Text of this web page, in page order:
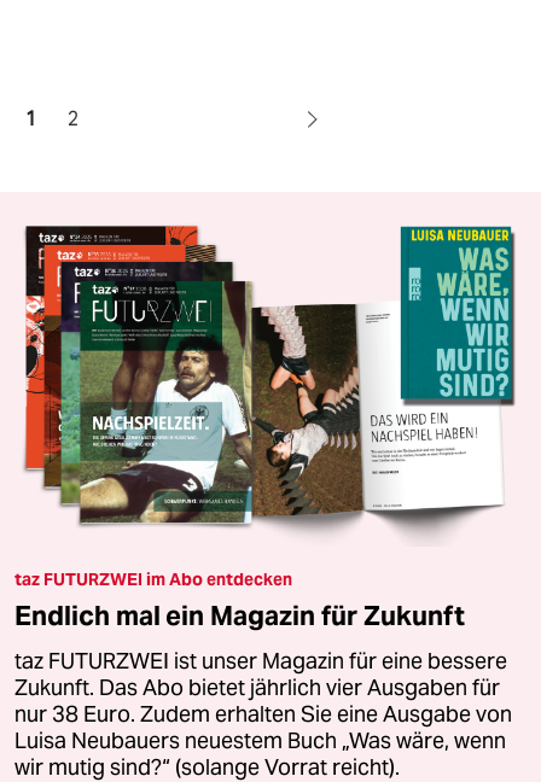
1 2
taz FUTURZWEI im Abo entdecken
Endlich mal ein Magazin für Zukunft
taz FUTURZWEI ist unser Magazin für eine bessere
Zukunft. Das Abo bietet jährlich vier Ausgaben für
nur 38 Euro. Zudem erhalten Sie eine Ausgabe von
Luisa Neubauers neuestem Buch „Was wäre, wenn
wir mutig sind?“ (solange Vorrat reicht).